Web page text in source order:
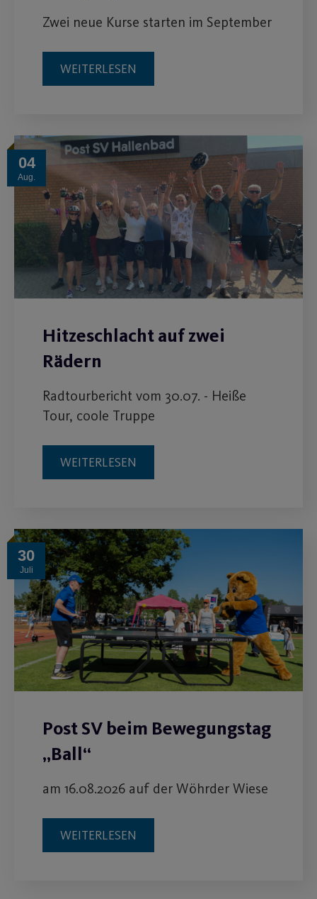
Zwei neue Kurse starten im September
WEITERLESEN
04
Aug.
Hitzeschlacht auf zwei
Rädern
Radtourbericht vom 30.07. - Heiße
Tour, coole Truppe
WEITERLESEN
30
Juli
Post SV beim Bewegungstag
„Ball“
am 16.08.2026 auf der Wöhrder Wiese
WEITERLESEN